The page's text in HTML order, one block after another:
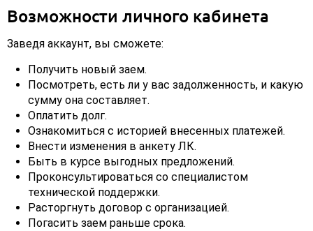
Возможности личного кабинета
Заведя аккаунт, вы сможете:
Получить новый заем.
Посмотреть, есть ли у вас задолженность, и какую
сумму она составляет.
Оплатить долг.
Ознакомиться с историей внесенных платежей.
Внести изменения в анкету ЛК.
Быть в курсе выгодных предложений.
Проконсультироваться со специалистом
технической поддержки.
Расторгнуть договор с организацией.
Погасить заем раньше срока.